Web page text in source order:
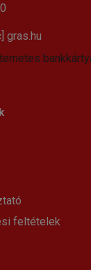
gras.hu
feltételek